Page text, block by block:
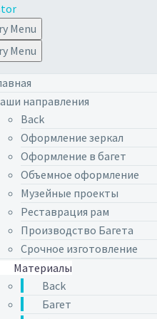
Menu
Menu
направления
Back
Оформление зеркал
Оформление в багет
Объемное оформление
Музейные проекты
Реставрация рам
Производство Багета
Срочное изготовление
Материалы
Back
Багет